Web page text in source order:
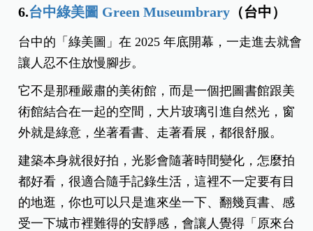
6.台中綠美圖 Green Museumbrary （台中）
台中的「綠美圖」在 2025 年底開幕，一走進去就會
讓人忍不住放慢腳步。
它不是那種嚴肅的美術館，而是一個把圖書館跟美
術館結合在一起的空間，大片玻璃引進自然光，窗
外就是綠意，坐著看書、走著看展，都很舒服。
建築本身就很好拍，光影會隨著時間變化，怎麼拍
都好看，很適合隨手記錄生活，這裡不一定要有目
的地逛，你也可以只是進來坐一下、翻幾頁書、感
受一下城市裡難得的安靜感，會讓人覺得「原來台